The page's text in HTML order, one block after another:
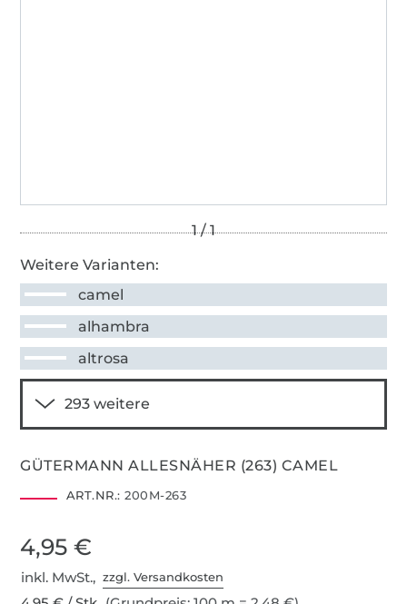
Weitere Varianten:
camel
alhambra
altrosa
GÜTERMANN ALLESNÄHER (263) CAMEL
ART.NR.: 200M-263
4,95 €
inkl. MwSt.,zzgl. Versandkosten